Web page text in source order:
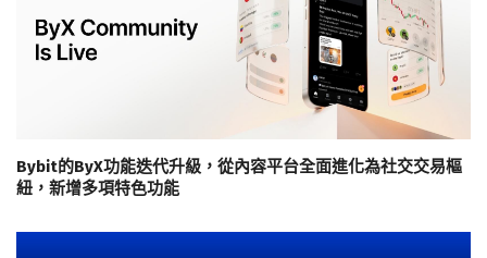
Bybit的ByX功能迭代升級，從內容平台全面進化為社交交易樞
紐，新增多項特色功能